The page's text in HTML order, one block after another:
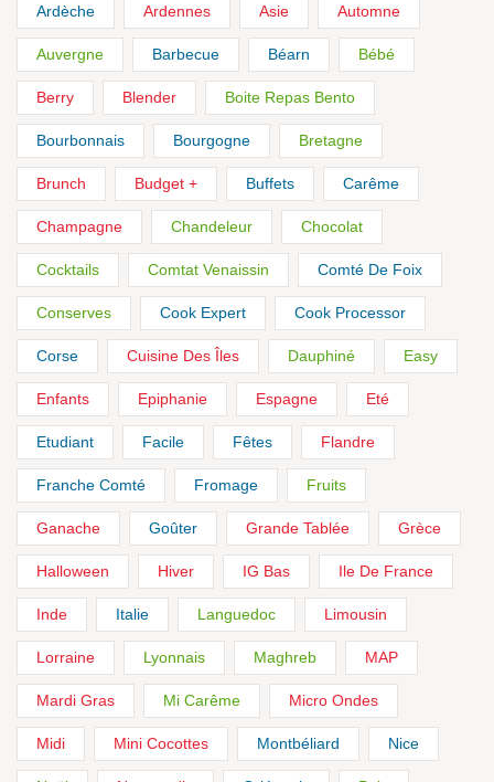
Ardèche Ardennes Asie Automne
Auvergne Barbecue Béarn Bébé
Berry Blender Boite Repas Bento
Bourbonnais Bourgogne Bretagne
Brunch Budget + Buffets Carême
Champagne Chandeleur Chocolat
Cocktails Comtat Venaissin Comté De Foix
Conserves Cook Expert Cook Processor
Corse Cuisine Des Îles Dauphiné Easy
Enfants Epiphanie Espagne Eté
Etudiant Facile Fêtes Flandre
Franche Comté Fromage Fruits
Ganache Goûter Grande Tablée Grèce
Halloween Hiver IG Bas Ile De France
Inde Italie Languedoc Limousin
Lorraine Lyonnais Maghreb MAP
Mardi Gras Mi Carême Micro Ondes
Midi Mini Cocottes Montbéliard Nice